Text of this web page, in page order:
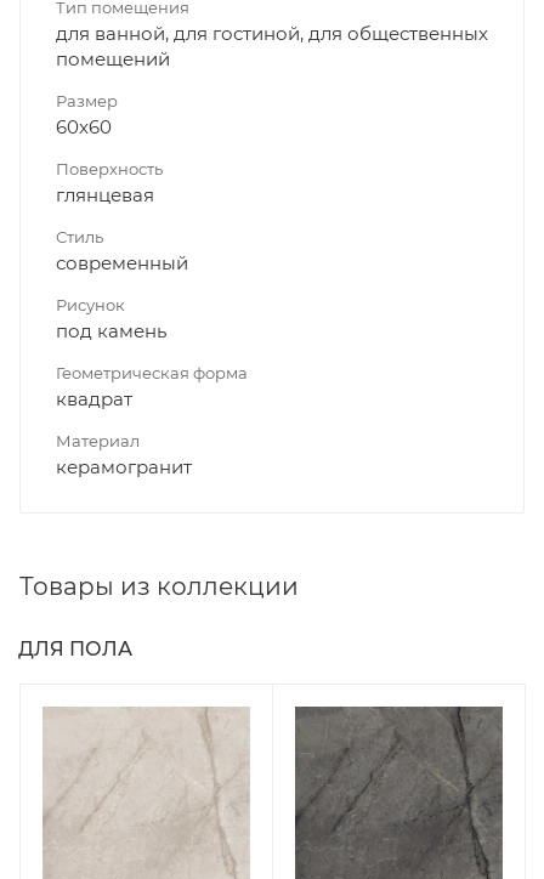
Тип помещения
для ванной, для гостиной, для общественных
помещений
Размер
60x60
Поверхность
глянцевая
Стиль
современный
Рисунок
под камень
Геометрическая форма
квадрат
Материал
керамогранит
Товары из коллекции
ДЛЯ ПОЛА